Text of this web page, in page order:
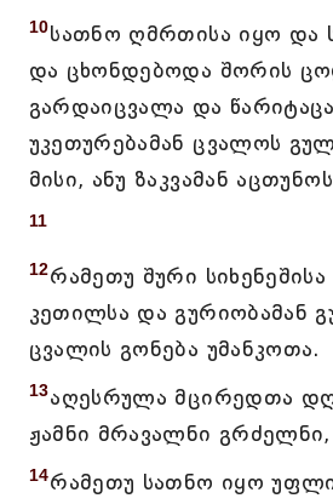
10სათნო ღმრთისა იყო და
და ცხონდებოდა შორის
გარდაიცვალა და
უკეთურებამან ცვალოს
მისი, ანუ ზაკვამან
11
12რამეთუ შური
კეთილსა და გურიობამან
ცვალის გონება უმანკოთა.
13აღესრულა მცირედთა
ჟამნი მრავალნი გრძელნი,
14რამეთუ სათნო იყო